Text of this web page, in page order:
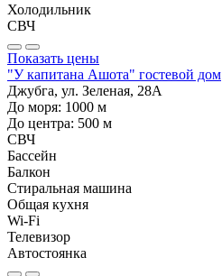
Холодильник
СВЧ
Показать цены
"У капитана Ашота" гостевой дом
Джубга, ул. Зеленая, 28А
До моря: 1000 м
До центра: 500 м
СВЧ
Бассейн
Балкон
Стиральная машина
Общая кухня
Wi-Fi
Телевизор
Автостоянка